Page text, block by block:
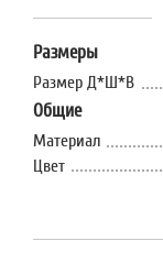
Размеры
Размер Д*Ш*В
Общие
Материал
Цвет